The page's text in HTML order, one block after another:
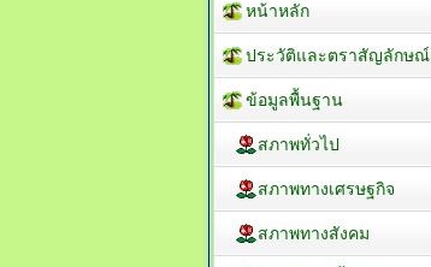
หน้าหลัก
ประวัติและตราสัญลักษณ์
ข้อมูลพื้นฐาน
สภาพทั่วไป
สภาพทางเศรษฐกิจ
สภาพทางสังคม